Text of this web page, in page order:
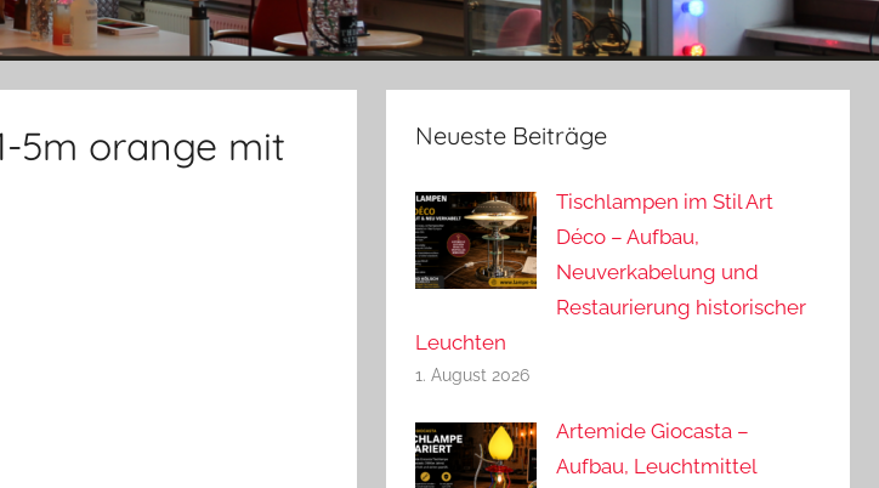
5m orange mit
Neueste Beiträge
Tischlampen im Stil Art
Déco – Aufbau,
Neuverkabelung und
Restaurierung historischer
Leuchten
1. August 2026
Artemide Giocasta –
Aufbau, Leuchtmittel